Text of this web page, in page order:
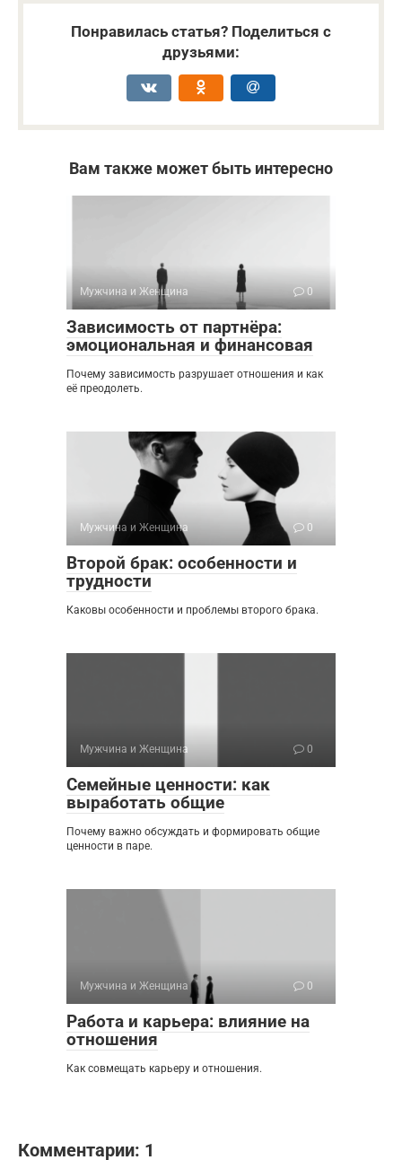
Понравилась статья? Поделиться с
друзьями:
Вам также может быть интересно
Мужчина и Женщина 0
Зависимость от партнёра:
эмоциональная и финансовая
Почему зависимость разрушает отношения и как
её преодолеть.
Мужчина и Женщина 0
Второй брак: особенности и
трудности
Каковы особенности и проблемы второго брака.
Мужчина и Женщина 0
Семейные ценности: как
выработать общие
Почему важно обсуждать и формировать общие
ценности в паре.
Мужчина и Женщина 0
Работа и карьера: влияние на
отношения
Как совмещать карьеру и отношения.
Комментарии: 1